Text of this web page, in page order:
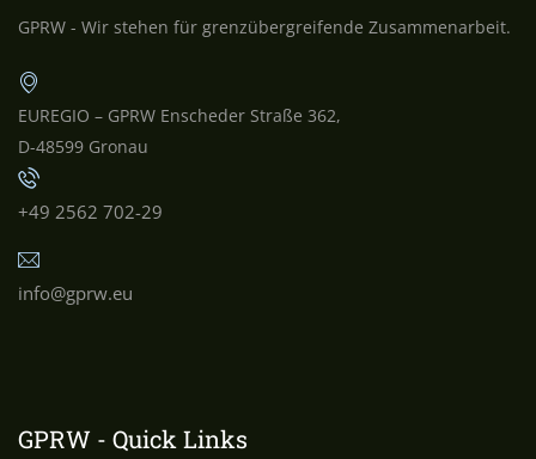
GPRW - Wir stehen für grenzübergreifende Zusammenarbeit.
EUREGIO – GPRW Enscheder Straße 362,
D-48599 Gronau
+49 2562 702-29
info@gprw.eu
GPRW - Quick Links